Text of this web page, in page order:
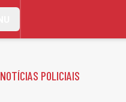
NOTÍCIAS POLICIAIS